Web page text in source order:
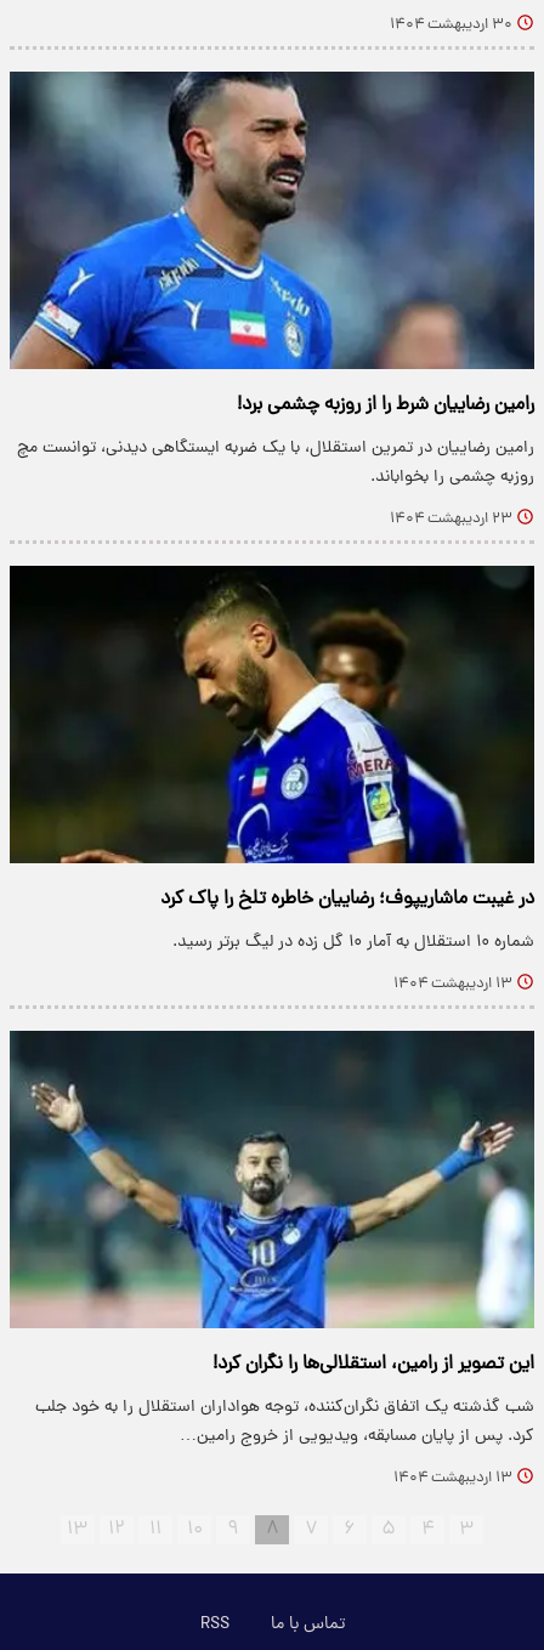
۳۰ اردیبهشت ۱۴۰۴
رامین رضاییان شرط را از روزبه چشمی برد!
رامین رضاییان در تمرین استقلال، با یک ضربه ایستگاهی دیدنی، توانست مچ
روزبه چشمی را بخواباند.
۲۳ اردیبهشت ۱۴۰۴
در غیبت ماشاریپوف؛ رضاییان خاطره تلخ را پاک کرد
شماره ۱۰ استقلال به آمار ۱۰ گل زده در لیگ برتر رسید.
۱۳ اردیبهشت ۱۴۰۴
این تصویر از رامین، استقلالی‌ها را نگران کرد!
شب گذشته یک اتفاق نگران‌کننده، توجه هواداران استقلال را به خود جلب
کرد. پس از پایان مسابقه، ویدیویی از خروج رامین…
۱۳ اردیبهشت ۱۴۰۴
۳ ۴ ۵ ۶ ۷ ۸ ۹ ۱۰ ۱۱ ۱۲ ۱۳
تماس با ما RSS